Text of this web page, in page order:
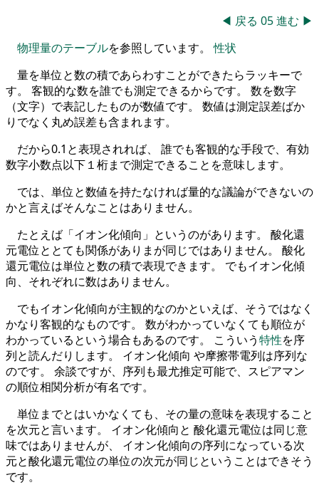
◀ 戻る 05進む ▶
物理量のテーブルを参照しています。性状
量を単位と数の積であらわすことができたらラッキーで
す。 客観的な数を誰でも測定できるからです。 数を数字
（文字）で表記したものが数値です。 数値は測定誤差ばか
りでなく丸め誤差も含まれます。
だから0.1と表現されれば、 誰でも客観的な手段で、有効
数字小数点以下１桁まで測定できることを意味します。
では、単位と数値を持たなければ量的な議論ができないの
かと言えばそんなことはありません。
たとえば「イオン化傾向」というのがあります。 酸化還
元電位ととても関係がありまが同じではありません。 酸化
還元電位は単位と数の積で表現できます。 でもイオン化傾
向、それぞれに数はありません。
でもイオン化傾向が主観的なのかといえば、そうではなく
かなり客観的なものです。 数がわかっていなくても順位が
わかっているという場合もあるのです。 こういう特性を序
列と読んだりします。 イオン化傾向 や摩擦帯電列は序列な
のです。 余談ですが、序列も最尤推定可能で、スピアマン
の順位相関分析が有名です。
単位までとはいかなくても、その量の意味を表現すること
を次元と言います。 イオン化傾向と 酸化還元電位は同じ意
味ではありませんが、 イオン化傾向の序列になっている次
元と酸化還元電位の単位の次元が同じということはできそう
です。